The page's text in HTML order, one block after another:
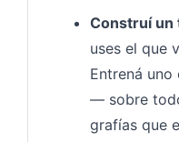
Construí un
uses el que
Entrená
— sobre
grafías que